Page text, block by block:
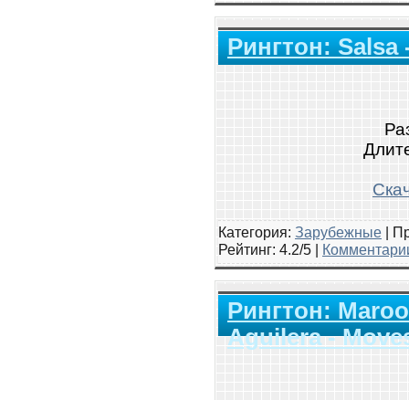
Рингтон: Salsa
Категория: Зарубежные |
Рейтинг: 4.2/5 |
Рингтон:
Aguilera -